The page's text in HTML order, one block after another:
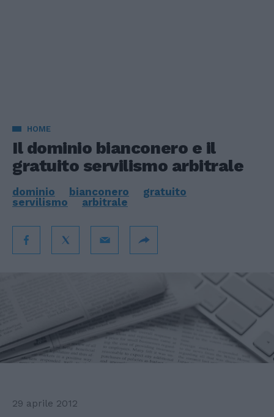
HOME
Il dominio bianconero e il
gratuito servilismo arbitrale
dominio bianconero
gratuito
servilismo
arbitrale
29 aprile 2012